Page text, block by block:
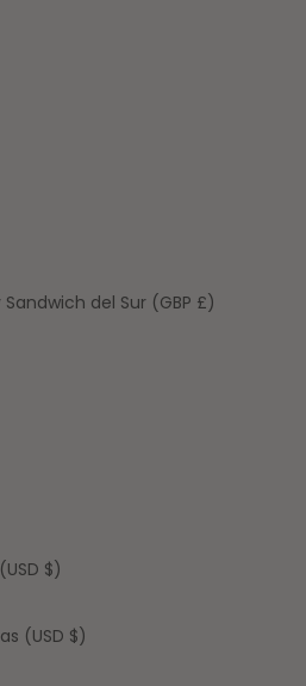
del Sur (GBP £)
$)
(USD $)